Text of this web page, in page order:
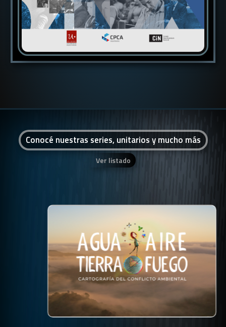
Conocé nuestras series, unitarios y mucho más
Ver listado